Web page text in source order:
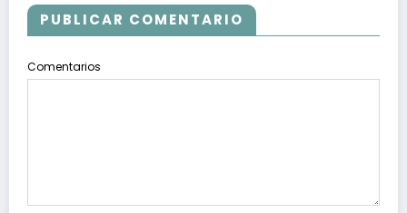
PUBLICAR COMENTARIO
Comentarios